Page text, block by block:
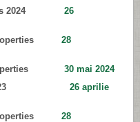
2024 26
Properties 28
Properties 30 mai 2024
2023 26 aprilie
Properties 28